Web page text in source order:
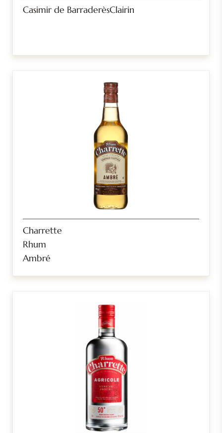
Casimir de BarraderèsClairin
Charrette
Rhum
Ambré